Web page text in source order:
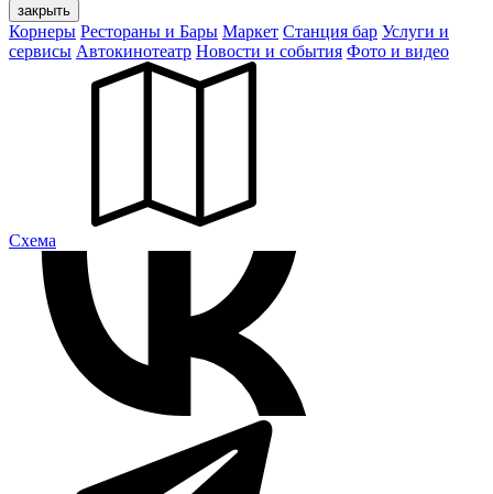
закрыть
Корнеры Рестораны и Бары Маркет Станция бар Услуги и
сервисы Автокинотеатр Новости и события Фото и видео
Cхема